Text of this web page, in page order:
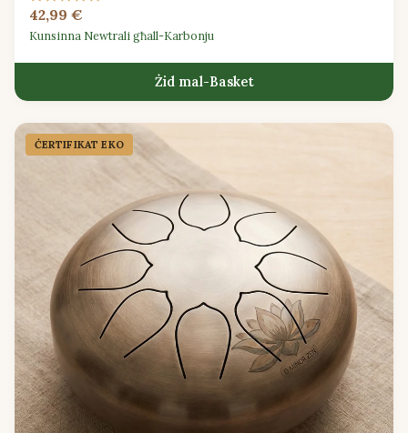
42,99 €
Kunsinna Newtrali għall-Karbonju
Żid mal-Basket
ĊERTIFIKAT EKO